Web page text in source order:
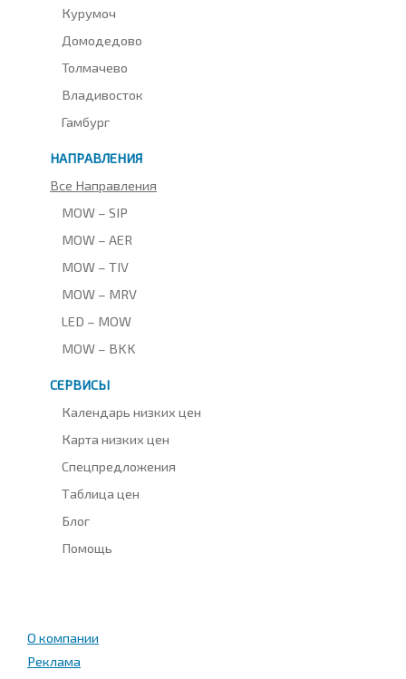
Курумоч
Домодедово
Толмачево
Владивосток
Гамбург
НАПРАВЛЕНИЯ
Все Направления
MOW – SIP
MOW – AER
MOW – TIV
MOW – MRV
LED – MOW
MOW – BKK
СЕРВИСЫ
Календарь низких цен
Карта низких цен
Спецпредложения
Таблица цен
Блог
Помощь
О компании
Реклама